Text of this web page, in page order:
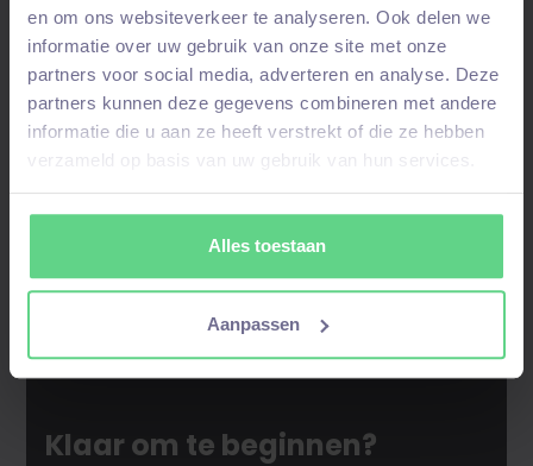
en om ons websiteverkeer te analyseren. Ook delen we
informatie over uw gebruik van onze site met onze
partners voor social media, adverteren en analyse. Deze
partners kunnen deze gegevens combineren met andere
informatie die u aan ze heeft verstrekt of die ze hebben
verzameld op basis van uw gebruik van hun services.
Alles toestaan
Aanpassen
talentpool– bij eenmatchnemen wij contact
op!
Klaar om te beginnen?